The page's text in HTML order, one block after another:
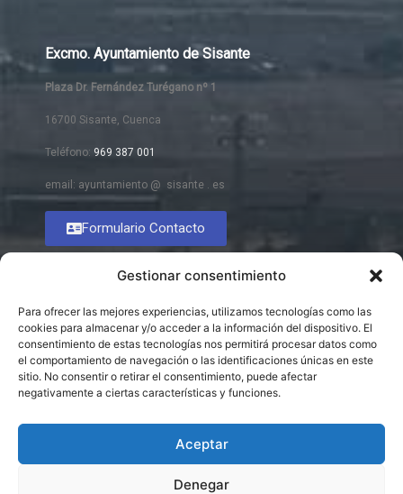
Gestionar consentimiento
Para ofrecer las mejores experiencias, utilizamos tecnologías como las
cookies para almacenar y/o acceder a la información del dispositivo. El
consentimiento de estas tecnologías nos permitirá procesar datos como
el comportamiento de navegación o las identificaciones únicas en este
sitio. No consentir o retirar el consentimiento, puede afectar
negativamente a ciertas características y funciones.
Aceptar
Denegar
Excmo. Ayuntamiento de Sisante
Plaza Dr. Fernández Turégano nº 1
16700 Sisante, Cuenca
Teléfono: 969 387 001
email: ayuntamiento @ sisante . es
Formulario Contacto